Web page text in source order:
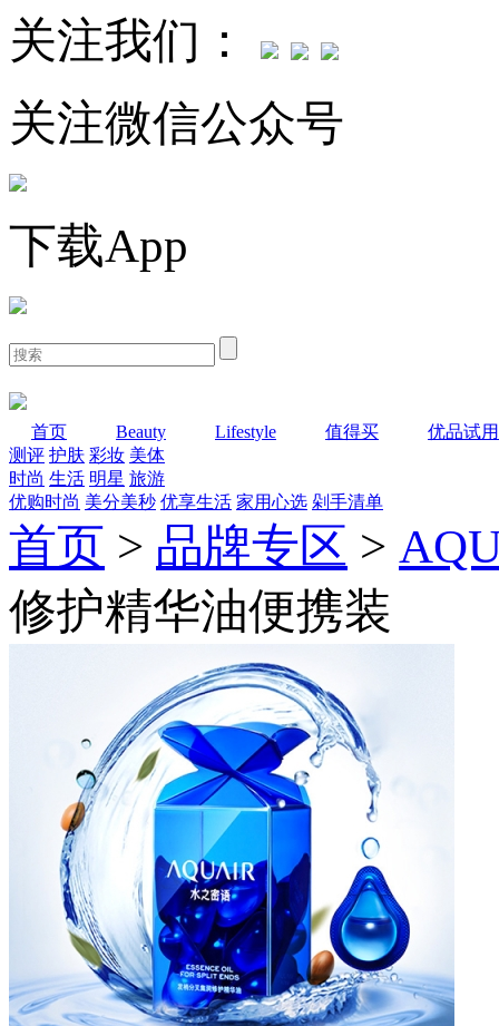
关注我们：
关注微信公众号
下载App
首页 Beauty Lifestyle 值得买
优品试用
测评 护肤 彩妆 美体
时尚 生活 明星 旅游
优购时尚 美分美秒 优享生活 家用心选 剁手清单
首页 > 品牌专区 >
修护精华油便携装